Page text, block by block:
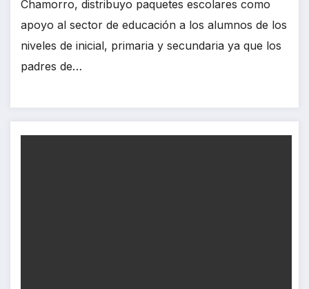
Chamorro, distribuyo paquetes escolares como
apoyo al sector de educación a los alumnos de los
niveles de inicial, primaria y secundaria ya que los
padres de…